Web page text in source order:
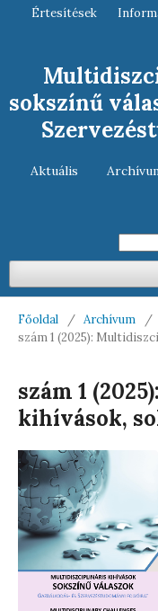
sokszínű
Aktuális
Értesítések
Főoldal / Archívum
/
szám 1 (2025):
szám 1
kihívások,